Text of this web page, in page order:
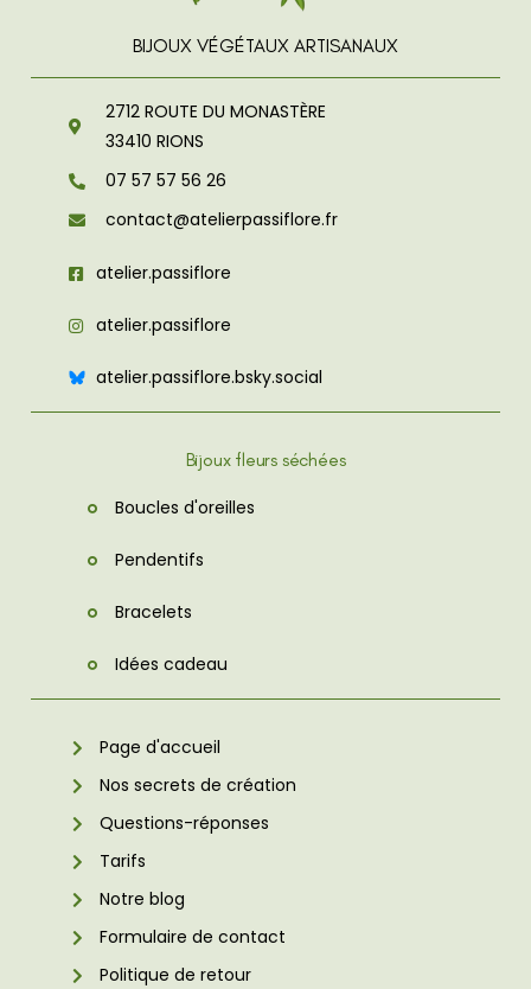
BIJOUX VÉGÉTAUX ARTISANAUX
2712 ROUTE DU MONASTÈRE
33410 RIONS
07 57 57 56 26
contact@atelierpassiflore.fr
atelier.passiflore
atelier.passiflore
atelier.passiflore.bsky.social
Bijoux fleurs séchées
Boucles d'oreilles
Pendentifs
Bracelets
Idées cadeau
Page d'accueil
Nos secrets de création
Questions-réponses
Tarifs
Notre blog
Formulaire de contact
Politique de retour